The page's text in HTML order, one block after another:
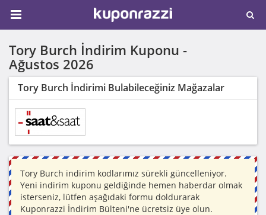
Tory Burch İndirim Kuponu -
Ağustos 2026
Tory Burch İndirimi Bulabileceğiniz Mağazalar
Tory Burch indirim kodlarımız sürekli güncelleniyor.
Yeni indirim kuponu geldiğinde hemen haberdar olmak
isterseniz, lütfen aşağıdaki formu doldurarak
Kuponrazzi İndirim Bülteni'ne ücretsiz üye olun.